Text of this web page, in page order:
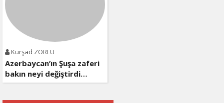
Kürşad ZORLU
Azerbaycan’ın Şuşa zaferi
bakın neyi değiştirdi…